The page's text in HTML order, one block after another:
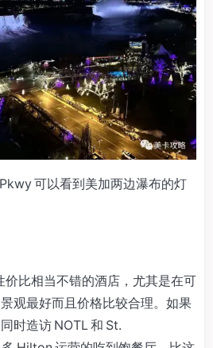
可以看到美加两边瀑布的灯
价比相当不错的酒店，尤其是在可
观最好而且价格比较合理。如果
时造访 NOTL 和 St.